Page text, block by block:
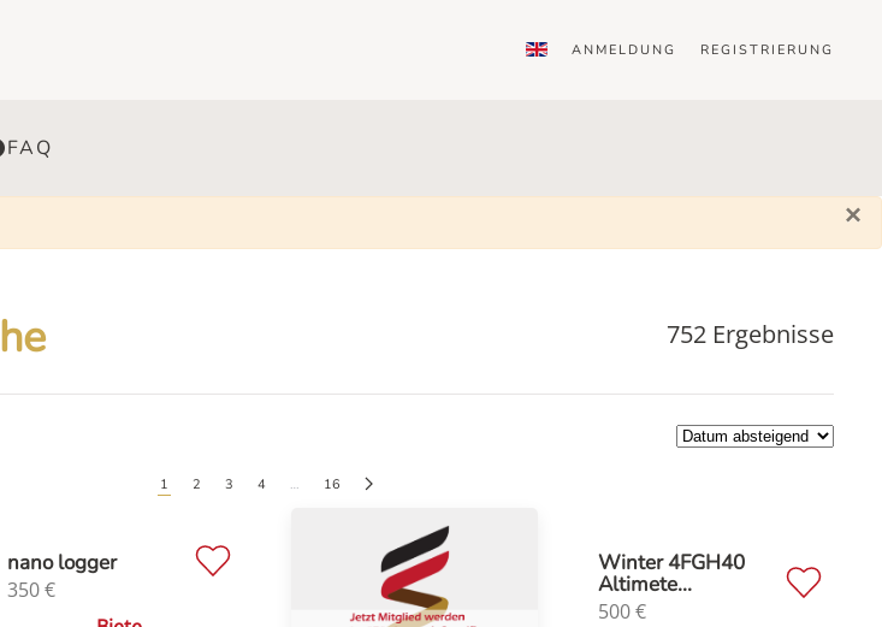
ANMELDUNG REGISTRIERUNG
FAQ
×
752 Ergebnisse
1 2 3 4 … 16
nano logger
350€
Winter 4FGH40
Altimete...
500€